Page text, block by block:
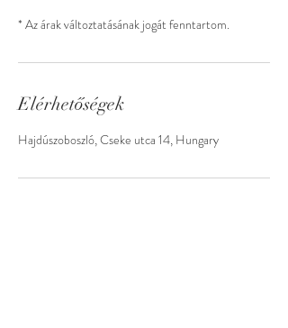
* Az árak változtatásának jogát fenntartom.
Elérhetőségek
Hajdúszoboszló, Cseke utca 14, Hungary